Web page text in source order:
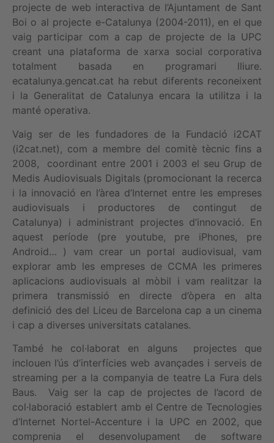
projecte de web interactiva de l’Ajuntament de Sant
Boi o al projecte e-Catalunya (2004-2011), en el que
vaig participar com a cap de projecte de la UPC
creant una plataforma de xarxa social corporativa
totalment basada en programari lliure.
ecatalunya.gencat.cat ha rebut diferents reconeixent
i la Generalitat de Catalunya encara la utilitza i la
manté operativa.
Vaig ser de les fundadores de la Fundació i2CAT
(i2cat.net), com a membre del comitè tècnic fins a
2008, coordinant entre 2001 i 2003 el seu Grup de
Medis Audiovisuals Digitals (promocionant la recerca
i la innovació en l’àrea d’Internet entre les empreses
audiovisuals i productores de contingut de
Catalunya) i administrant projectes d’innovació. En
aquest període (pre youtube, pre iPhones, pre
Android… ) vam crear un portal audiovisual, vam
explorar amb les empreses de CCMA les primeres
aplicacions audiovisuals al mòbil i vam realitzar la
primera transmissió en directe d’òpera en alta
definició des del Liceu de Barcelona cap a un cinema
i cap a diverses universitats catalanes.
També he col·laborat en alguns projectes que
inclouen l’ús d’interfícies web avançades i serveis de
streaming per a la companyia de teatre La Fura dels
Baus. Vaig ser la cap de projectes de l’acord de
col·laboració establert amb el Centre de Tecnologies
d’Internet Nortel-Accenture i la UPC en 2002, que
comprenia el desenvolupament de software